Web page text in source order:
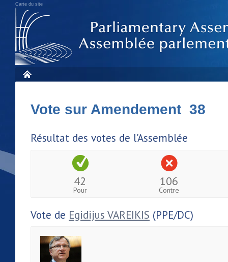
Carte du site
Vote sur Amendement 38
Résultat des votes de l'Assemblée
42
Pour
106
Contre
Vote de Egidijus VAREIKIS (PPE/DC)